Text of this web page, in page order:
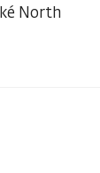
North